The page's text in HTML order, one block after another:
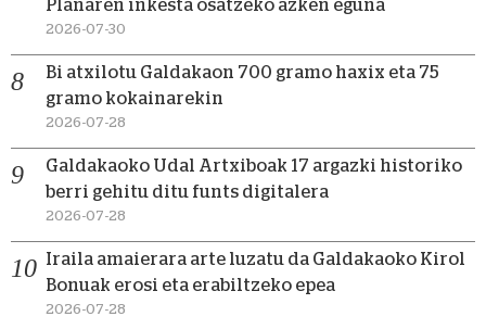
Planaren inkesta osatzeko azken eguna
2026-07-30
Bi atxilotu Galdakaon 700 gramo haxix eta 75
gramo kokainarekin
2026-07-28
Galdakaoko Udal Artxiboak 17 argazki historiko
berri gehitu ditu funts digitalera
2026-07-28
Iraila amaierara arte luzatu da Galdakaoko Kirol
Bonuak erosi eta erabiltzeko epea
2026-07-28